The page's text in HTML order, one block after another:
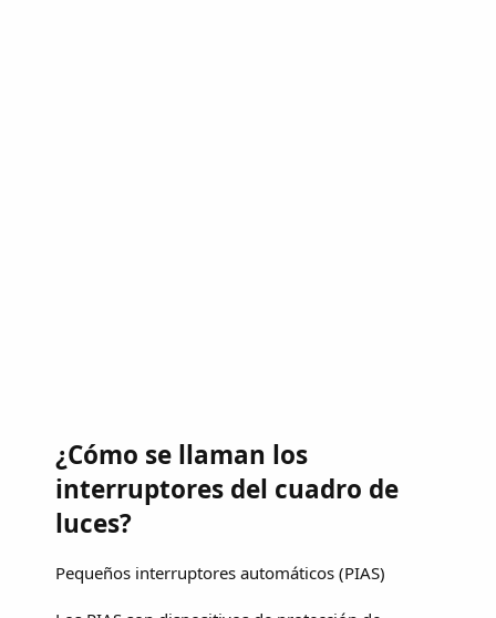
¿Cómo se llaman los
interruptores del cuadro de
luces?
Pequeños interruptores automáticos (PIAS)